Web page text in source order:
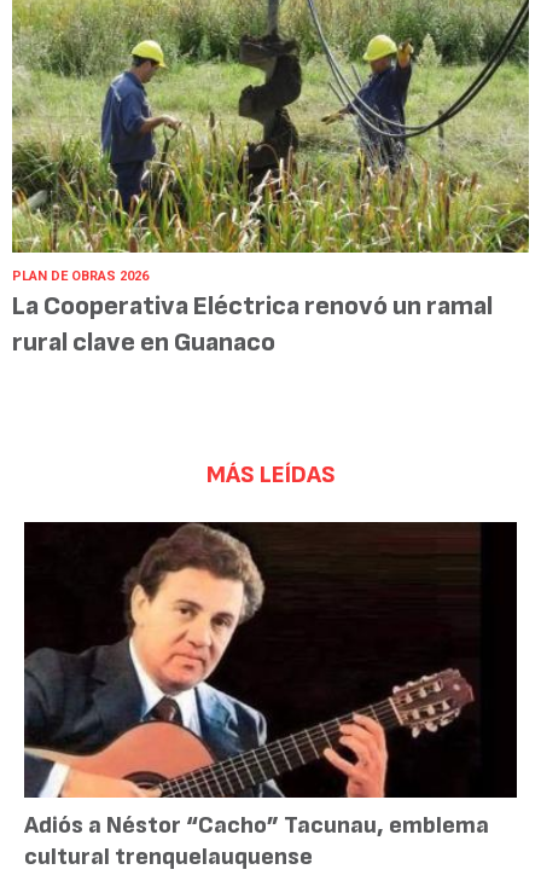
PLAN DE OBRAS 2026
La Cooperativa Eléctrica renovó un ramal
rural clave en Guanaco
MÁS LEÍDAS
Adiós a Néstor “Cacho” Tacunau, emblema
cultural trenquelauquense